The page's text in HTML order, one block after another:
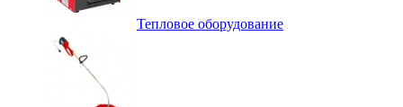
Тепловое оборудование